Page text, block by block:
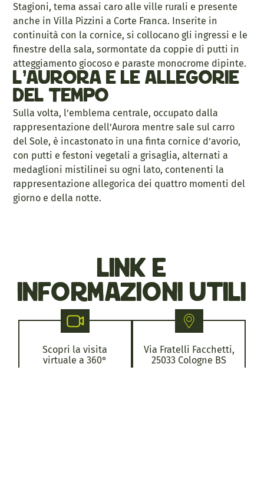
Stagioni, tema assai caro alle ville rurali e presente
anche in Villa Pizzini a Corte Franca. Inserite in
continuità con la cornice, si collocano gli ingressi e le
finestre della sala, sormontate da coppie di putti in
atteggiamento giocoso e paraste monocrome dipinte.
L’Aurora e le allegorie
del tempo
Sulla volta, l’emblema centrale, occupato dalla
rappresentazione dell’Aurora mentre sale sul carro
del Sole, è incastonato in una finta cornice d’avorio,
con putti e festoni vegetali a grisaglia, alternati a
medaglioni mistilinei su ogni lato, contenenti la
rappresentazione allegorica dei quattro momenti del
giorno e della notte.
link e
informazioni utili
Scopri la visita
virtuale a 360°
Via Fratelli Facchetti,
25033 Cologne BS